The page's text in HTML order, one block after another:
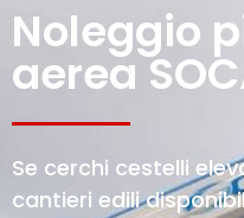
Noleggio
aerea
Se cerchi cestelli
cantieri edili